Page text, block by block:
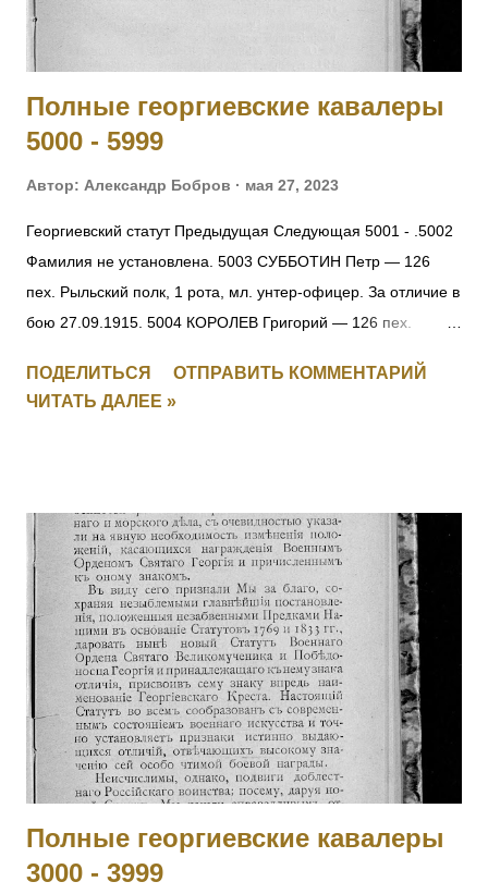
121138 за Русско-Японскую войну. [II-452] Знаменщик
подпрапорщик Никифор Удалых, сражаясь с германск...
Полные георгиевские кавалеры
5000 - 5999
Автор: Александр Бобров мая 27, 2023
Георгиевский статут Предыдущая Следующая 5001 - .5002
Фамилия не установлена. 5003 СУББОТИН Петр — 126
пех. Рыльский полк, 1 рота, мл. унтер-офицер. За отличие в
бою 27.09.1915. 5004 КОРОЛЕВ Григорий — 126 пех.
27.09.1915. 5005 ПОЛОМАРЧУК Николай — 126 пех.
Рыльский полк, 5 рота, фельдфебель. За отличие в бою
11 рота, ст. унтер-офицер. За отличие в бою 27.09.1915.
5008 КЛОПЧУК Василий — 126 пех. Рыльский полк, 16 рота,
мл. унтер-офицер. За отличие в бою 27.09.1915. 5009
МОНЧАРУК Сильвестр — 126 пех. Рыльский полк,
пулеметная команда, ст. унтер-офицер. За отличие в бою
27.09.1915. 5010 ОБЕДЗИНСКИЙ Игнатий — 126 пех.
Рыльский полк, пулеметная команда, ст. унтер-офицер. За
отличие в бою 27.09.1915. 5011 - 5012 Фамилия не
установлена. 5013 БАММАТОВ Бийглыч — 2 Дагестанский
ПОДЕЛИТЬСЯ
ОТПРАВИТЬ КОММЕНТАРИЙ
ЧИТАТЬ ДАЛЕЕ »
Полные георгиевские кавалеры
3000 - 3999